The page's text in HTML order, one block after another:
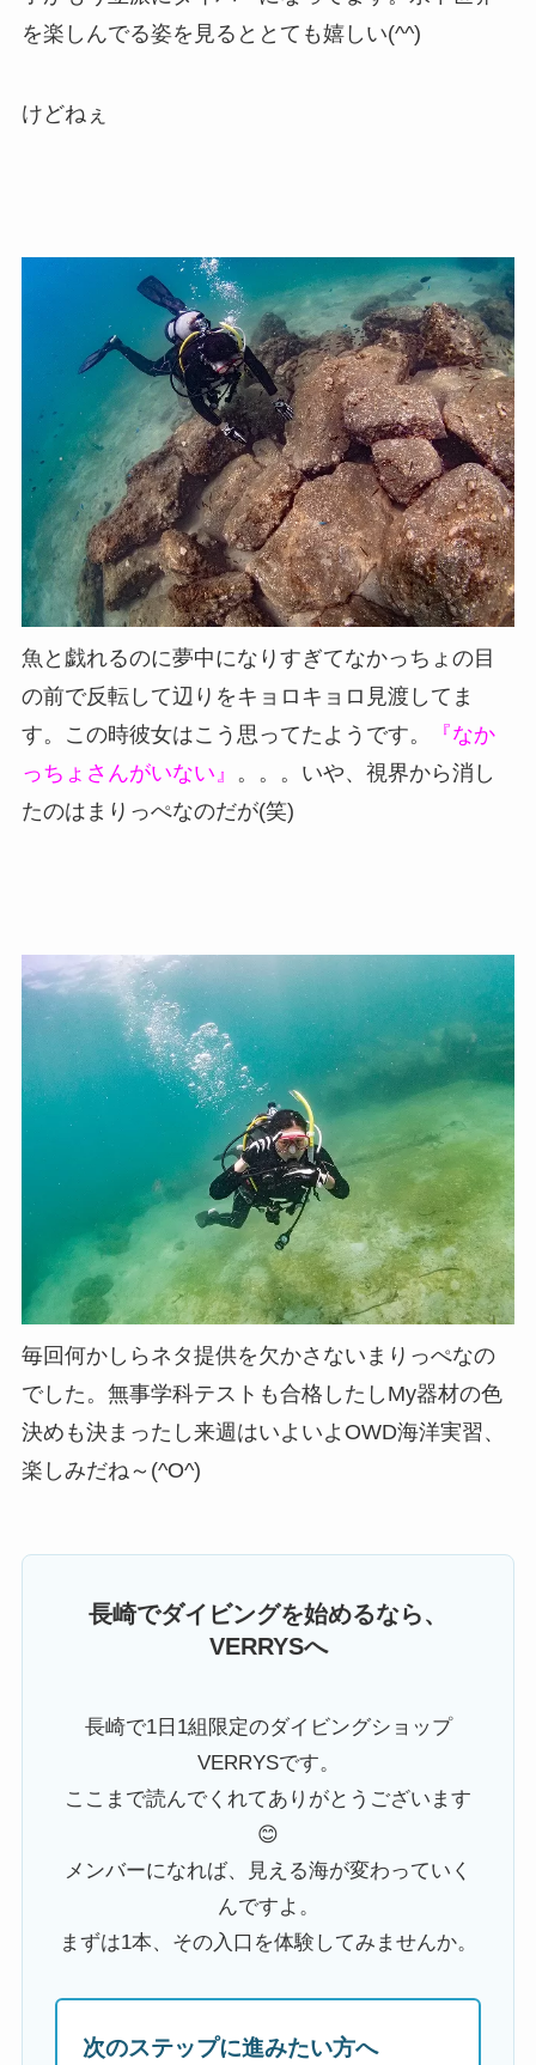
を楽しんでる姿を見るととても嬉しい(^^)
けどねぇ
魚と戯れるのに夢中になりすぎてなかっちょの目
の前で反転して辺りをキョロキョロ見渡してま
す。この時彼女はこう思ってたようです。
『なか
っちょさんがいない』 。。。いや、視界から消し
たのはまりっぺなのだが(笑)
毎回何かしらネタ提供を欠かさないまりっぺなの
でした。無事学科テストも合格したしMy器材の色
決めも決まったし来週はいよいよOWD海洋実習、
楽しみだね～(^O^)
長崎でダイビングを始めるなら、
VERRYSへ
長崎で1日1組限定のダイビングショップ
VERRYSです。
ここまで読んでくれてありがとうございます
😊
メンバーになれば、見える海が変わっていく
んですよ。
まずは1本、その入口を体験してみませんか。
次のステップに進みたい方へ